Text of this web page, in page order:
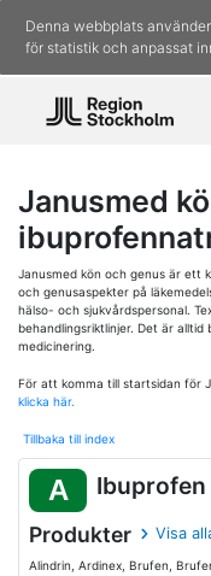
Denna webbplats
för statistik och anpassat
Janusmed
Janusmed kön och genus är ett
och genusaspekter på
hälso- och sjukvårdspersonal.
behandlingsriktlinjer. Det är
medicinering.
För att komma till startsidan för
klicka här.
Tillbaka till index
A Ibuprofen
Produkter Visa
Alindrin, Ardinex, Brufen,